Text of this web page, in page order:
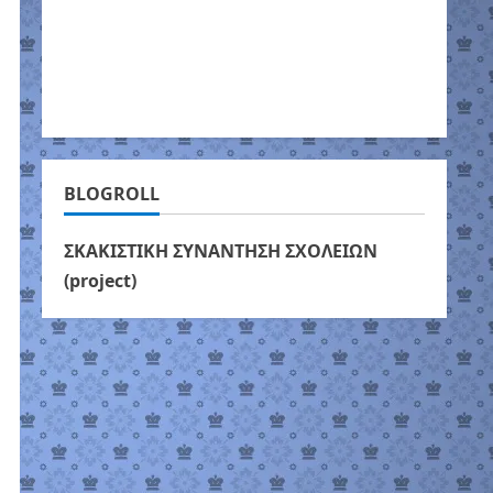
BLOGROLL
ΣΚΑΚΙΣΤΙΚΗ ΣΥΝΑΝΤΗΣΗ ΣΧΟΛΕΙΩΝ
(project)